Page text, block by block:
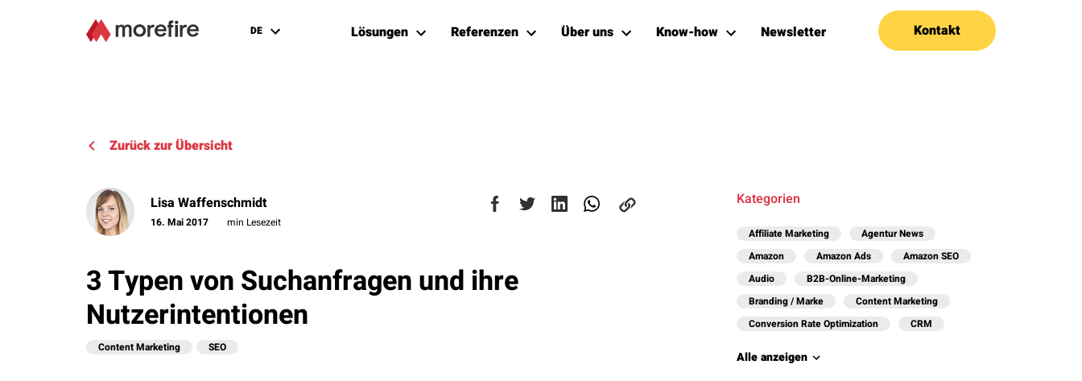
DE Lösungen Referenzen Über uns Know-how Newsletter Kontakt
Zurück zur Übersicht
Lisa Waffenschmidt
16. Mai 2017 min Lesezeit
3 Typen von Suchanfragen und ihre
Nutzerintentionen
Content Marketing SEO
Kategorien
Affiliate Marketing
Agentur News
Amazon
Amazon Ads
Amazon SEO
Audio
B2B-Online-Marketing
Branding / Marke
Content Marketing
Conversion Rate Optimization
CRM
Alle anzeigen